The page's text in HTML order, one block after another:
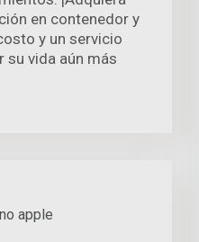
en contenedor y
y un servicio
su vida aún más
apple